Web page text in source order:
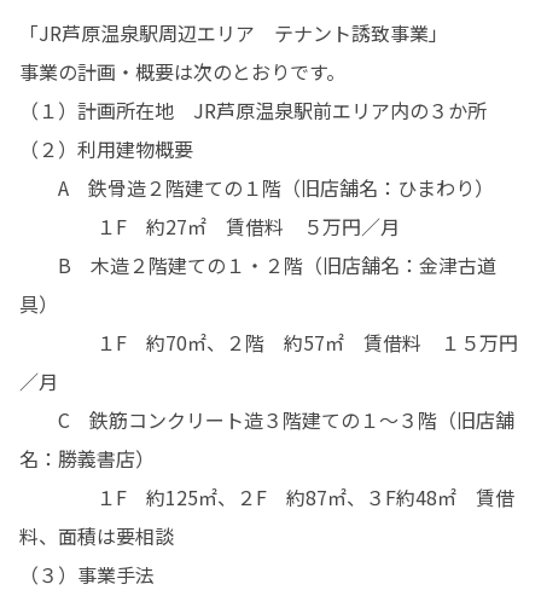
「JR芦原温泉駅周辺エリア　テナント誘致事業」
事業の計画・概要は次のとおりです。
（１）計画所在地　JR芦原温泉駅前エリア内の３か所
（２）利用建物概要
A　鉄骨造２階建ての１階（旧店舗名：ひまわり）
１F　約27㎡　賃借料　５万円／月
B　木造２階建ての１・２階（旧店舗名：金津古道
具）
１F　約70㎡、２階　約57㎡　賃借料　１５万円
／月
C　鉄筋コンクリート造３階建ての１～３階（旧店舗
名：勝義書店）
１F　約125㎡、２F　約87㎡、３F約48㎡　賃借
料、面積は要相談
（３）事業手法